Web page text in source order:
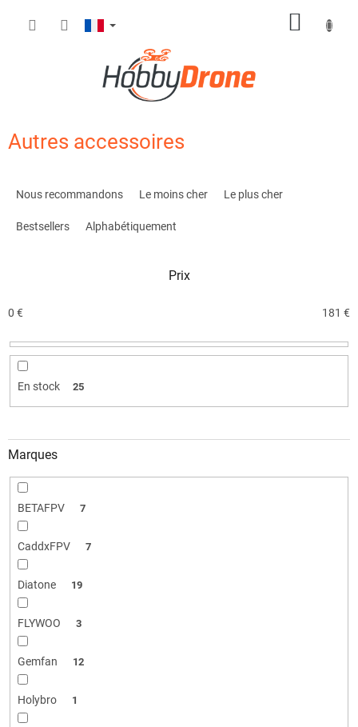
Autres accessoires
o
u
s
Nous recommandons Le moins cher Le plus cher
Bestsellers Alphabétiquement
Prix
0 € 181 €
En stock 25
Marques
BETAFPV 7
CaddxFPV 7
Diatone 19
FLYWOO 3
Gemfan 12
Holybro 1